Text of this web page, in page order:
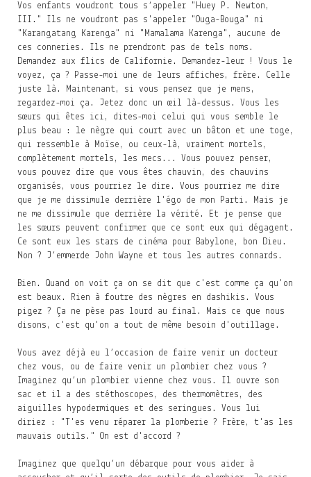
Vos enfants voudront tous s‘appeler "Huey P. Newton,
III." Ils ne voudront pas s'appeler "Ouga-Bouga" ni
"Karangatang Karenga" ni "Mamalama Karenga", aucune de
ces conneries. Ils ne prendront pas de tels noms.
Demandez aux flics de Californie. Demandez-leur ! Vous le
voyez, ça ? Passe-moi une de leurs affiches, frère. Celle
juste là. Maintenant, si vous pensez que je mens,
regardez-moi ça. Jetez donc un œil là-dessus. Vous les
sœurs qui êtes ici, dites-moi celui qui vous semble le
plus beau : le nègre qui court avec un bâton et une toge,
qui ressemble à Moïse, ou ceux-là, vraiment mortels,
complètement mortels, les mecs... Vous pouvez penser,
vous pouvez dire que vous êtes chauvin, des chauvins
organisés, vous pourriez le dire. Vous pourriez me dire
que je me dissimule derrière l'égo de mon Parti. Mais je
ne me dissimule que derrière la vérité. Et je pense que
les sœurs peuvent confirmer que ce sont eux qui dégagent.
Ce sont eux les stars de cinéma pour Babylone, bon Dieu.
Non ? J’emmerde John Wayne et tous les autres connards.
Bien. Quand on voit ça on se dit que c'est comme ça qu'on
est beaux. Rien à foutre des nègres en dashikis. Vous
pigez ? Ça ne pèse pas lourd au final. Mais ce que nous
disons, c'est qu'on a tout de même besoin d'outillage.
Vous avez déjà eu l’occasion de faire venir un docteur
chez vous, ou de faire venir un plombier chez vous ?
Imaginez qu’un plombier vienne chez vous. Il ouvre son
sac et il a des stéthoscopes, des thermomètres, des
aiguilles hypodermiques et des seringues. Vous lui
diriez : "T'es venu réparer la plomberie ? Frère, t'as les
mauvais outils." On est d'accord ?
Imaginez que quelqu’un débarque pour vous aider à